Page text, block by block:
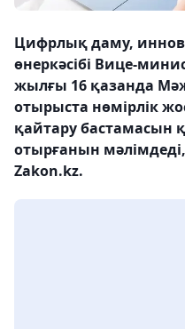
Цифрлық даму,
өнеркәсібі Вице-
жылғы 16 қазанда
отырыста нөмірлік
қайтару бастамасын
отырғанын
Zakon.kz.